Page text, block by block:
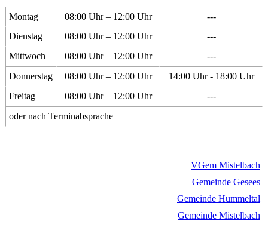
Montag 08:00 Uhr – 12:00 Uhr
---
Dienstag
08:00 Uhr – 12:00 Uhr
---
Mittwoch
08:00 Uhr – 12:00 Uhr
---
Donnerstag
08:00 Uhr – 12:00 Uhr
14:00 Uhr - 18:00 Uhr
Freitag
08:00 Uhr – 12:00 Uhr
---
oder nach Terminabsprache
VGem Mistelbach
Gemeinde Gesees
Gemeinde Hummeltal
Gemeinde Mistelbach